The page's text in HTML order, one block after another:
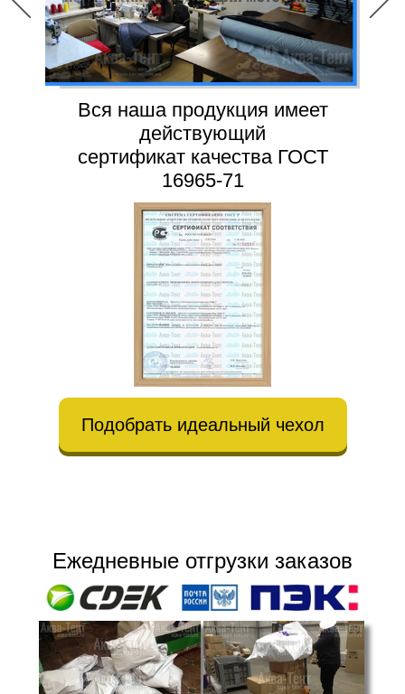
Вся наша продукция имеет
действующий
сертификат качества ГОСТ
16965-71
Подобрать идеальный чехол
Ежедневные отгрузки заказов